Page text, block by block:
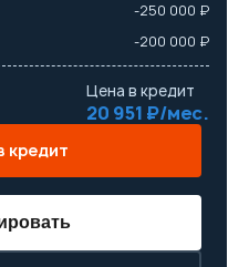
-250 000 ₽
-200 000 ₽
Цена в кредит
20 951 ₽/мес.
кредит